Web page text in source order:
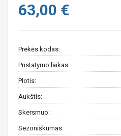
63,00 €
Prekės kodas:
Pristatymo laikas:
Plotis:
Aukštis:
Skersmuo:
Sezoniškumas: